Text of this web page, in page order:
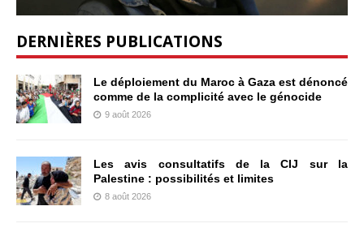
DERNIÈRES PUBLICATIONS
Le déploiement du Maroc à Gaza est dénoncé
comme de la complicité avec le génocide
9 août 2026
Les avis consultatifs de la CIJ sur la
Palestine : possibilités et limites
8 août 2026